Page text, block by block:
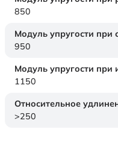
850
Модуль упругости при
950
Модуль упругости при
1150
Относительное
>250